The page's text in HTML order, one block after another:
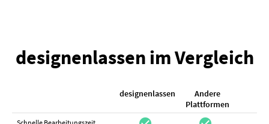
designenlassen im Vergleich
designenlassen
Andere
Plattformen